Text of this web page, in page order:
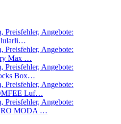
Preisfehler, Angebote:
Preisfehler, Angebote:
Max …
Preisfehler, Angebote:
Box…
Preisfehler, Angebote:
Luf…
Preisfehler, Angebote:
MODA …